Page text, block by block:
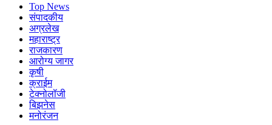
Top News
संपादकीय
अग्रलेख
महाराष्ट्र
राजकारण
आरोग्य जागर
कृषी
क्राईम
टेक्नोलॉजी
बिझनेस
मनोरंजन